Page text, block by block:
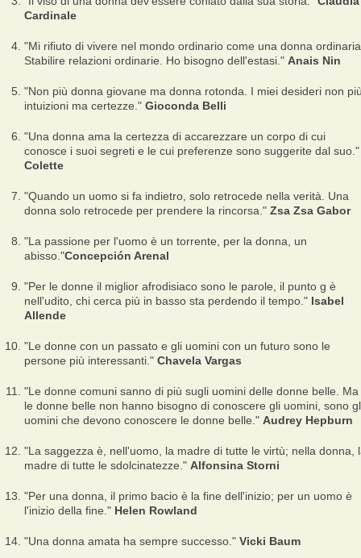
Cardinale
"Mi rifiuto di vivere nel mondo ordinario come una donna
Stabilire relazioni ordinarie. Ho bisogno dell'estasi." Anais Nin
"Non più donna giovane ma donna rotonda. I miei desideri non
intuizioni ma certezze." Gioconda Belli
"Una donna ama la certezza di accarezzare un corpo di cui
conosce i suoi segreti e le cui preferenze sono suggerite dal suo."
Colette
"Quando un uomo si fa indietro, solo retrocede nella verità. Una
donna solo retrocede per prendere la rincorsa." Zsa Zsa Gabor
"La passione per l'uomo è un torrente, per la donna, un
abisso."Concepción Arenal
"Per le donne il miglior afrodisiaco sono le parole, il punto g è
nell'udito, chi cerca più in basso sta perdendo il tempo." Isabel
Allende
"Le donne con un passato e gli uomini con un futuro sono le
persone più interessanti." Chavela Vargas
"Le donne comuni sanno di più sugli uomini delle donne belle. Ma
le donne belle non hanno bisogno di conoscere gli uomini, sono
uomini che devono conoscere le donne belle." Audrey Hepburn
"La saggezza è, nell'uomo, la madre di tutte le virtù; nella donna,
madre di tutte le sdolcinatezze." Alfonsina Storni
"Per una donna, il primo bacio è la fine dell'inizio; per un uomo è
l'inizio della fine." Helen Rowland
"Una donna amata ha sempre successo." Vicki Baum